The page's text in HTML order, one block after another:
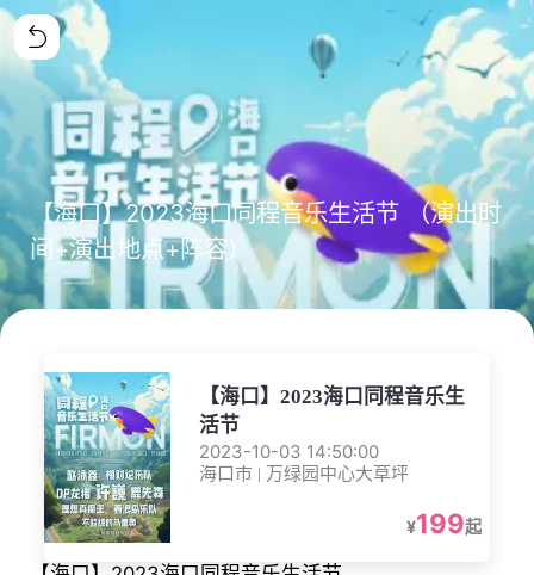
【海口】2023海口同程音乐生活节 （演出时
间+演出地点+阵容）
【海口】2023海口同程音乐生
活节
2023-10-03 14:50:00
海口市 | 万绿园中心大草坪
¥199起